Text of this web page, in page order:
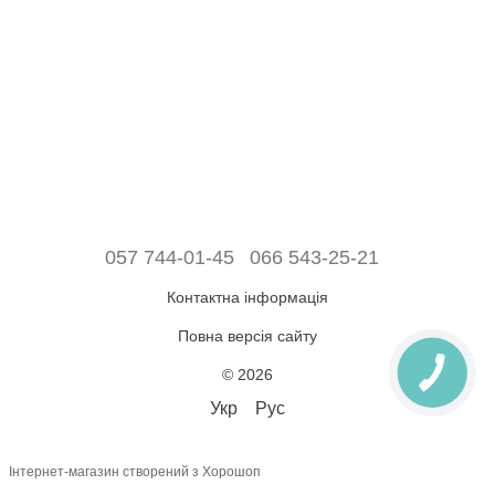
057 744-01-45 066 543-25-21
Контактна інформація
Повна версія сайту
© 2026
Укр Рус
Інтернет-магазин створений з Хорошоп